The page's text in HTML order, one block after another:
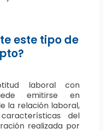
este tipo de
laboral con
emitirse en
la relación laboral,
del
realizada por